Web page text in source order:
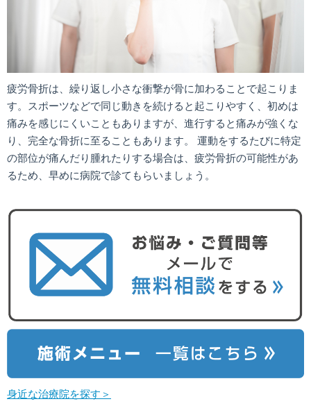
疲労骨折は、繰り返し小さな衝撃が骨に加わることで起こりま
す。スポーツなどで同じ動きを続けると起こりやすく、初めは
痛みを感じにくいこともありますが、進行すると痛みが強くな
り、完全な骨折に至ることもあります。 運動をするたびに特定
の部位が痛んだり腫れたりする場合は、疲労骨折の可能性があ
るため、早めに病院で診てもらいましょう。
身近な治療院を探す＞